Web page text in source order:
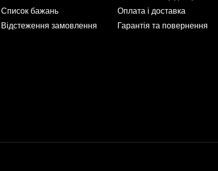
Список бажань
Відстеження замовлення
Оплата і доставка
Гарантія та повернення